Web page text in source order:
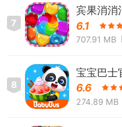
7
宾果消消
6.1
707.91 MB
8
宝宝巴士
6.6
274.89 MB